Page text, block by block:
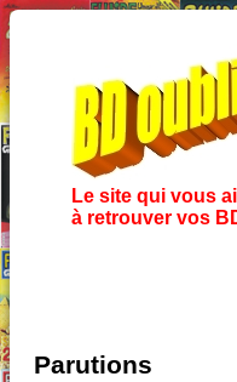
Le site qui vous
à retrouver vos
Parutions